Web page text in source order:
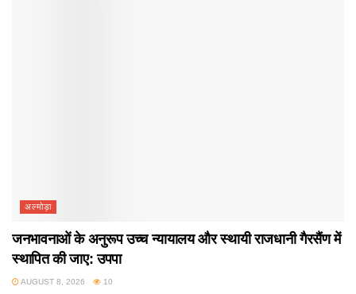
अल्मोड़ा
जनभावनाओं के अनुरूप उच्च न्यायालय और स्थायी राजधानी गैरसैंण में
स्थापित की जाए: उपपा
AUGUST 8, 2026 10